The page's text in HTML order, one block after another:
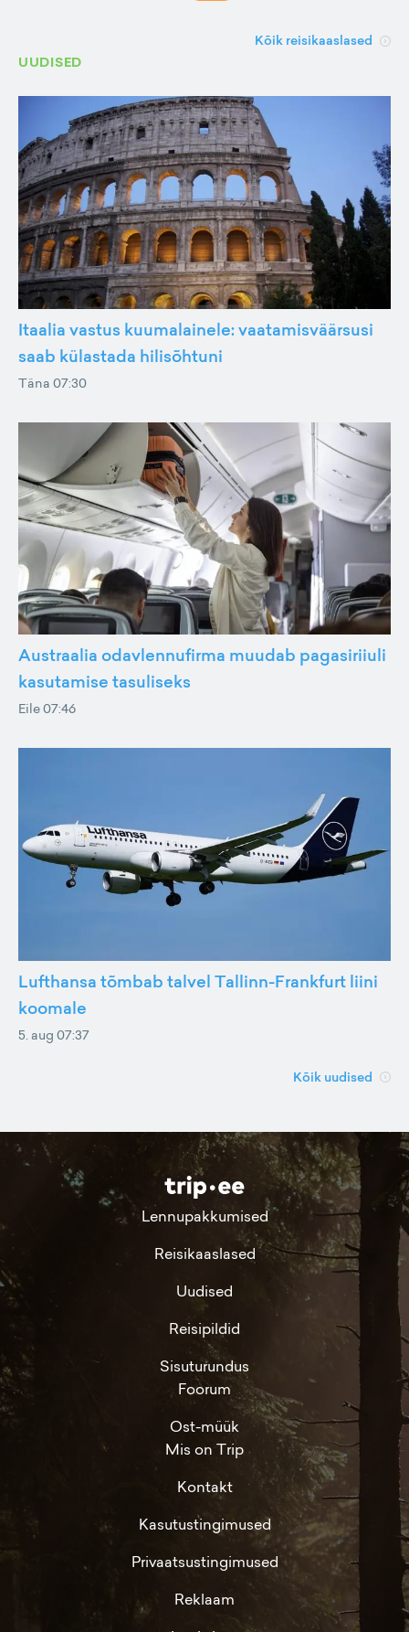
Kõik reisikaaslased
UUDISED
Itaalia vastus kuumalainele: vaatamisväärsusi
saab külastada hilisõhtuni
Täna 07:30
Austraalia odavlennufirma muudab pagasiriiuli
kasutamise tasuliseks
Eile 07:46
Lufthansa tõmbab talvel Tallinn-Frankfurt liini
koomale
5. aug 07:37
Kõik uudised
Lennupakkumised
Reisikaaslased
Uudised
Reisipildid
Sisuturundus
Foorum
Ost-müük
Mis on Trip
Kontakt
Kasutustingimused
Privaatsustingimused
Reklaam